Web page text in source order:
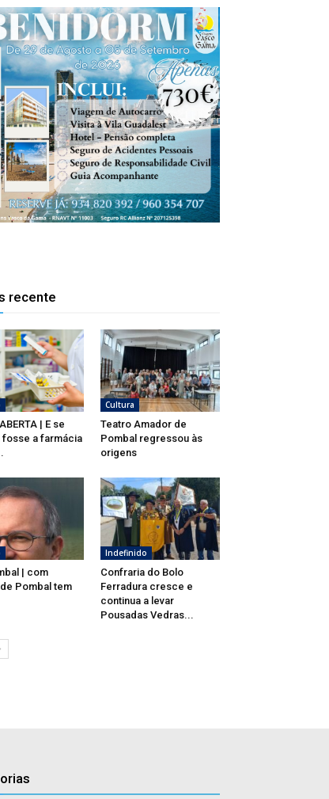
recente
| E se
fosse a farmácia
Cultura
Teatro Amador de
Pombal regressou às
origens
| com
Pombal tem
Indefinido
Confraria do Bolo
Ferradura cresce e
continua a levar
Pousadas Vedras...